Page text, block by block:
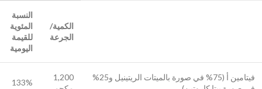
الكمية/
الجرعة
النسبة
المئوية
للقيمة
اليومية
فيتامين أ (75% في صورة بالميتات الريتينيل و25%
1,200
133%